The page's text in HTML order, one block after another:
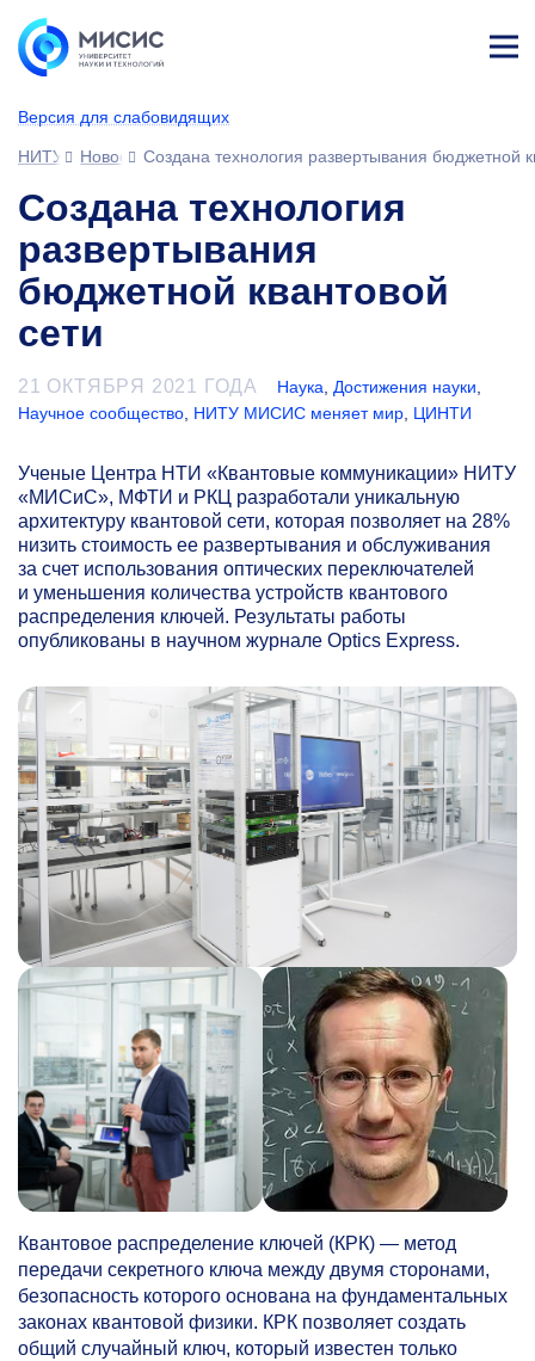
Версия для слабовидящих
ине
НИТУ МИСИС
НовостиСоздана технология развертывания бюджетной
Создана технология
развертывания
бюджетной квантовой
сети
21 ОКТЯБРЯ 2021 ГОДА Наука Достижения науки
Научное сообщество НИТУ МИСИС меняет мир ЦИНТИ
Ученые Центра НТИ «Квантовые коммуникации» НИТУ
«МИСиС», МФТИ и РКЦ разработали уникальную
архитектуру квантовой сети, которая позволяет на 28%
низить стоимость ее развертывания и обслуживания
за счет использования оптических переключателей
и уменьшения количества устройств квантового
распределения ключей. Результаты работы
опубликованы в научном журнале Optics Express.
Квантовое распределение ключей (КРК) — метод
передачи секретного ключа между двумя сторонами,
безопасность которого основана на фундаментальных
законах квантовой физики. КРК позволяет создать
общий случайный ключ, который известен только